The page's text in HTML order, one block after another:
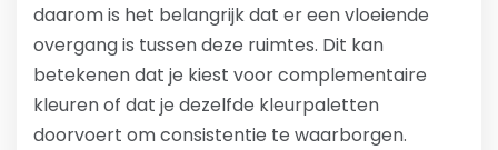
daarom is het belangrijk dat er een vloeiende
overgang is tussen deze ruimtes. Dit kan
betekenen dat je kiest voor complementaire
kleuren of dat je dezelfde kleurpaletten
doorvoert om consistentie te waarborgen.